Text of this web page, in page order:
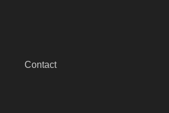
Contact